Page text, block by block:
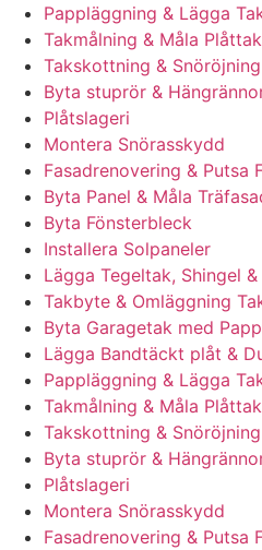
Pappläggning & Lägga
Takmålning & Måla Plåttak
Takskottning &
Byta stuprör &
Plåtslageri
Montera Snörasskydd
Fasadrenovering & Putsa
Byta Panel & Måla
Byta Fönsterbleck
Installera Solpaneler
Lägga Tegeltak, Shingel
Takbyte & Omläggning
Byta Garagetak med
Lägga Bandtäckt plåt &
Pappläggning & Lägga
Takmålning & Måla Plåttak
Takskottning &
Byta stuprör &
Plåtslageri
Montera Snörasskydd
Fasadrenovering & Putsa